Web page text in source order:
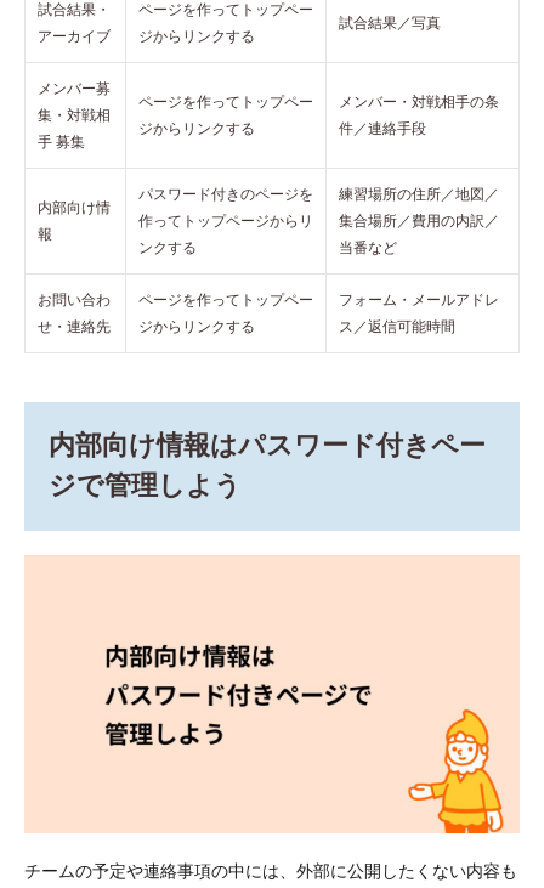
試合結果・
アーカイブ
ページを作ってトップペー
ジからリンクする
試合結果／写真
メンバー募
集・対戦相
手 募集
ページを作ってトップペー
ジからリンクする
メンバー・対戦相手の条
件／連絡手段
内部向け情
報
パスワード付きのページを
作ってトップページからリ
ンクする
練習場所の住所／地図／
集合場所／費用の内訳／
当番など
お問い合わ
せ・連絡先
ページを作ってトップペー
ジからリンクする
フォーム・メールアドレ
ス／返信可能時間
内部向け情報はパスワード付きペー
ジで管理しよう
チームの予定や連絡事項の中には、外部に公開したくない内容も